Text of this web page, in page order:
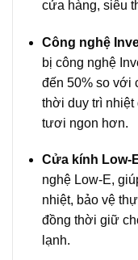
cửa hàng, siêu
Công nghệ
bị công nghệ
đến 50% so với
thời duy trì nhiệt
tươi ngon hơn.
Cửa kính Low-
nghệ Low-E,
nhiệt, bảo vệ
đồng thời giữ
lạnh.